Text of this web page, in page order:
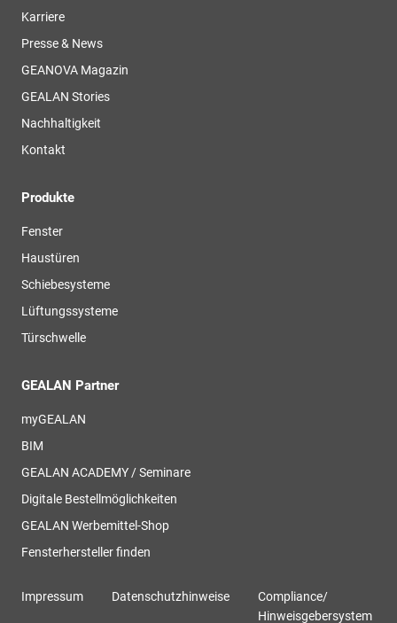
Karriere
Presse & News
GEANOVA Magazin
GEALAN Stories
Nachhaltigkeit
Kontakt
Produkte
Fenster
Haustüren
Schiebesysteme
Lüftungssysteme
Türschwelle
GEALAN Partner
myGEALAN
BIM
GEALAN ACADEMY / Seminare
Digitale Bestellmöglichkeiten
GEALAN Werbemittel-Shop
Fensterhersteller finden
Impressum Datenschutzhinweise
Compliance/
Hinweisgebersystem